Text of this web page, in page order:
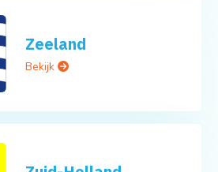
Zeeland
Bekijk